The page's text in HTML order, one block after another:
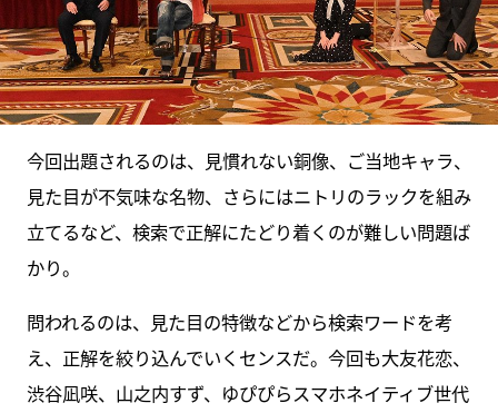
今回出題されるのは、見慣れない銅像、ご当地キャラ、
見た目が不気味な名物、さらにはニトリのラックを組み
立てるなど、検索で正解にたどり着くのが難しい問題ば
かり。
問われるのは、見た目の特徴などから検索ワードを考
え、正解を絞り込んでいくセンスだ。今回も大友花恋、
渋谷凪咲、山之内すず、ゆぴぴらスマホネイティブ世代